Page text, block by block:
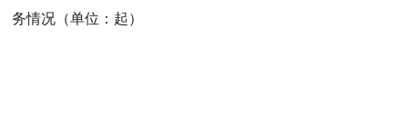
务情况（单位：起）